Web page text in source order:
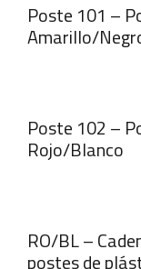
Poste 101 –
Amarillo/
Poste 102 –
Rojo/Blanco
RO/BL –
postes de